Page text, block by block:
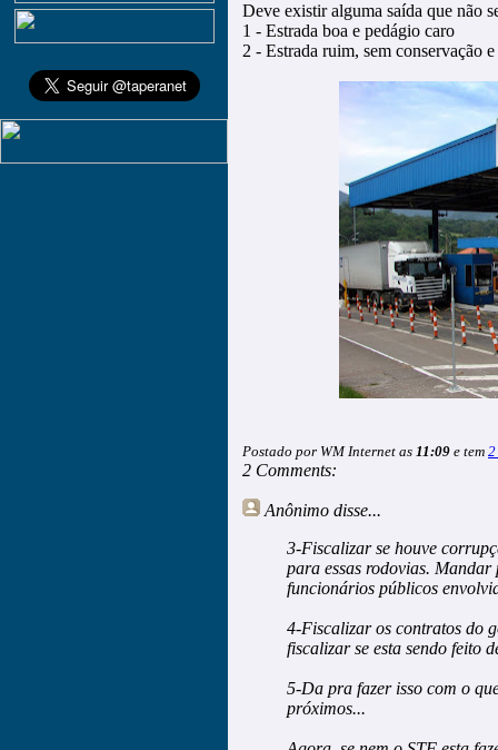
Deve existir alguma saída que não
1 - Estrada boa e pedágio caro
2 - Estrada ruim, sem conservação
Postado por WM Internet as 11:09 e tem 2
2 Comments:
Anônimo disse...
3-Fiscalizar se houve
para essas rodovias. Mandar
funcionários públicos
4-Fiscalizar os contratos do
fiscalizar se esta sendo feito
5-Da pra fazer isso com o
próximos...